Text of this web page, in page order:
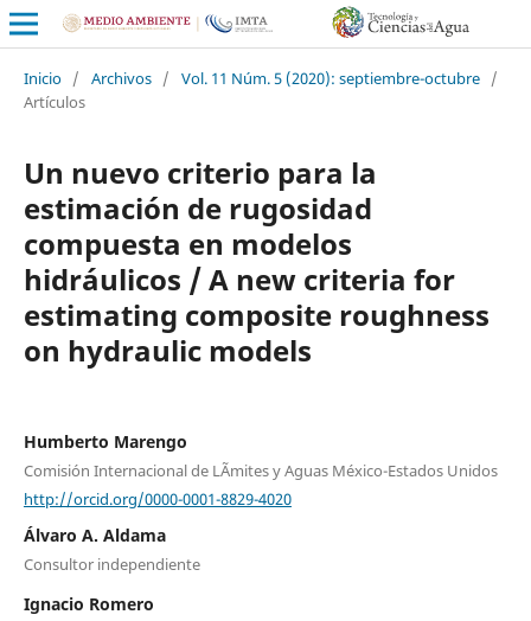
Inicio / Archivos / Vol. 11 Núm. 5 (2020): septiembre-octubre /
Artículos
Un nuevo criterio para la
estimación de rugosidad
compuesta en modelos
hidráulicos / A new criteria for
estimating composite roughness
on hydraulic models
Humberto Marengo
Comisión Internacional de LÃ­mites y Aguas México-Estados Unidos
http://orcid.org/0000-0001-8829-4020
Álvaro A. Aldama
Consultor independiente
Ignacio Romero